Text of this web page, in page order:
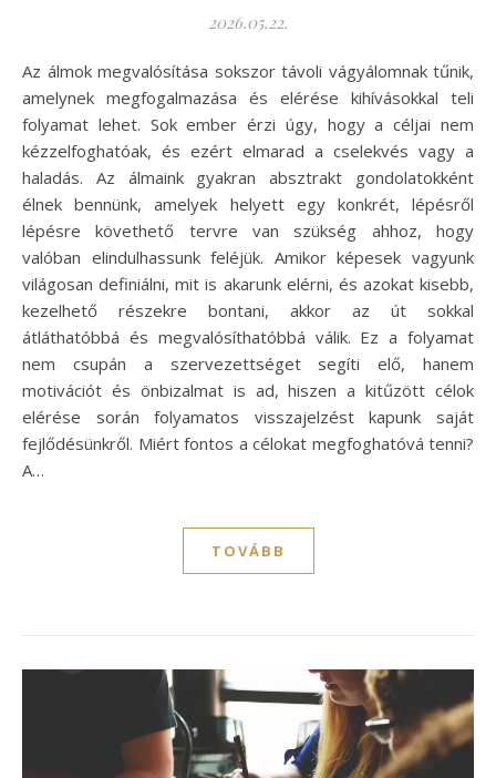
2026.05.22.
Az álmok megvalósítása sokszor távoli vágyálomnak tűnik,
amelynek megfogalmazása és elérése kihívásokkal teli
folyamat lehet. Sok ember érzi úgy, hogy a céljai nem
kézzelfoghatóak, és ezért elmarad a cselekvés vagy a
haladás. Az álmaink gyakran absztrakt gondolatokként
élnek bennünk, amelyek helyett egy konkrét, lépésről
lépésre követhető tervre van szükség ahhoz, hogy
valóban elindulhassunk feléjük. Amikor képesek vagyunk
világosan definiálni, mit is akarunk elérni, és azokat kisebb,
kezelhető részekre bontani, akkor az út sokkal
átláthatóbbá és megvalósíthatóbbá válik. Ez a folyamat
nem csupán a szervezettséget segíti elő, hanem
motivációt és önbizalmat is ad, hiszen a kitűzött célok
elérése során folyamatos visszajelzést kapunk saját
fejlődésünkről. Miért fontos a célokat megfoghatóvá tenni?
A…
TOVÁBB